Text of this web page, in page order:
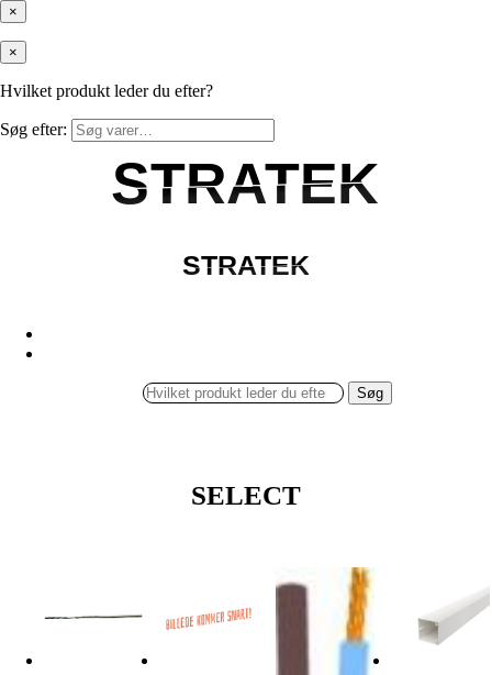
×
×
Hvilket produkt leder du efter?
Søg efter:
STRATEK
STRATEK
STRATEK
STRATEK
Søg
SELECT